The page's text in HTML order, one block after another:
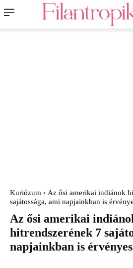
Kuriózum
Az ősi amerikai indiánok
sajátossága, ami napjainkban is
Az ősi amerikai
hitrendszerének 7
napjainkban is